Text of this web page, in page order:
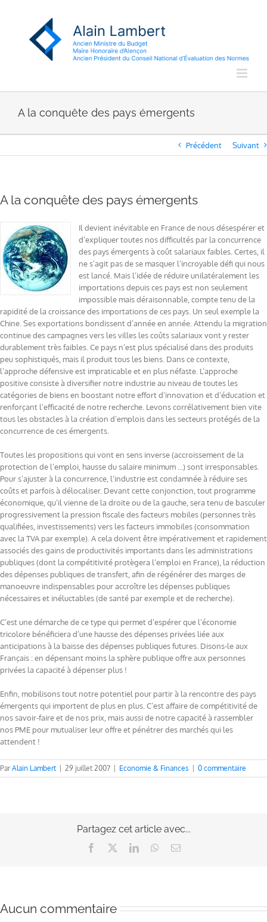
A la conquête des pays émergents
Précédent Suivant
A la conquête des pays émergents
Il devient inévitable en France de nous désespérer et
d’expliquer toutes nos difficultés par la concurrence
des pays émergents à coût salariaux faibles. Certes, il
ne s’agit pas de se masquer l’incroyable défi qui nous
est lancé. Mais l’idée de réduire unilatéralement les
importations depuis ces pays est non seulement
impossible mais déraisonnable, compte tenu de la
rapidité de la croissance des importations de ces pays. Un seul exemple la
Chine. Ses exportations bondissent d’année en année. Attendu la migration
continue des campagnes vers les villes les coûts salariaux vont y rester
durablement très faibles. Ce pays n’est plus spécialisé dans des produits
peu sophistiqués, mais il produit tous les biens. Dans ce contexte,
l’approche défensive est impraticable et en plus néfaste. L’approche
positive consiste à diversifier notre industrie au niveau de toutes les
catégories de biens en boostant notre effort d’innovation et d’éducation et
renforçant l’efficacité de notre recherche. Levons corrélativement bien vite
tous les obstacles à la création d’emplois dans les secteurs protégés de la
concurrence de ces émergents.
Toutes les propositions qui vont en sens inverse (accroissement de la
protection de l’emploi, hausse du salaire minimum …) sont irresponsables.
Pour s’ajuster à la concurrence, l’industrie est condamnée à réduire ses
coûts et parfois à délocaliser. Devant cette conjonction, tout programme
économique, qu’il vienne de la droite ou de la gauche, sera tenu de basculer
progressivement la pression fiscale des facteurs mobiles (personnes très
qualifiées, investissements) vers les facteurs immobiles (consommation
avec la TVA par exemple). A cela doivent être impérativement et rapidement
associés des gains de productivités importants dans les administrations
publiques (dont la compétitivité protègera l’emploi en France), la réduction
des dépenses publiques de transfert, afin de régénérer des marges de
manoeuvre indispensables pour accroître les dépenses publiques
nécessaires et inéluctables (de santé par exemple et de recherche).
C’est une démarche de ce type qui permet d’espérer que l’économie
tricolore bénéficiera d’une hausse des dépenses privées liée aux
anticipations à la baisse des dépenses publiques futures. Disons-le aux
Français : en dépensant moins la sphère publique offre aux personnes
privées la capacité à dépenser plus !
Enfin, mobilisons tout notre potentiel pour partir à la rencontre des pays
émergents qui importent de plus en plus. C’est affaire de compétitivité de
nos savoir-faire et de nos prix, mais aussi de notre capacité à rassembler
nos PME pour mutualiser leur offre et pénétrer des marchés qui les
attendent !
ParAlain Lambert 29 juillet 2007 Economie & Finances 0 commentaire
Partagez cet article avec...
Facebook LinkedInWhatsApp
Email
Aucun commentaire